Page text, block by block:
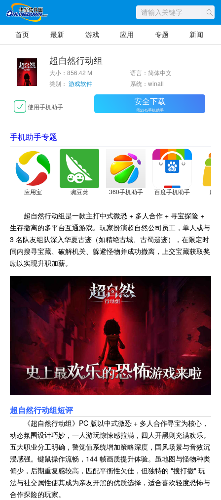
首页 最新 游戏 应用 专题 新闻
超自然行动组
大小：856.42 M
语言：简体中文
类别： 游戏软件 系统：winall
使用手机助手 安全下载
需2345手机助手
手机助手专题
应用宝 豌豆荚 360手机助手 百度手机助手 应
超自然行动组是一款主打中式微恐 + 多人合作 + 寻宝探险 +
生存撤离的多平台互通游戏。玩家扮演超自然公司员工，单人或与
3 名队友组队深入华夏古迹（如精绝古城、古蜀遗迹），在限定时
间内搜寻宝藏、破解机关、躲避怪物并成功撤离，上交宝藏获取奖
励以实现升职加薪。
超自然行动组短评
《超自然行动组》PC 版以中式微恐 + 多人合作寻宝为核心，
动态氛围设计巧妙，一人游玩惊悚感拉满，四人开黑则充满欢乐。
五大职业分工明确，警觉值系统增加策略深度，国风场景与音效沉
浸感强。键鼠操作流畅，144 帧画质提升体验。虽地图与怪物种类
偏少，后期重复感较高，匹配平衡性欠佳，但独特的 "搜打撤" 玩
法与社交属性使其成为亲友开黑的优质选择，适合喜欢轻度恐怖与
合作探险的玩家。